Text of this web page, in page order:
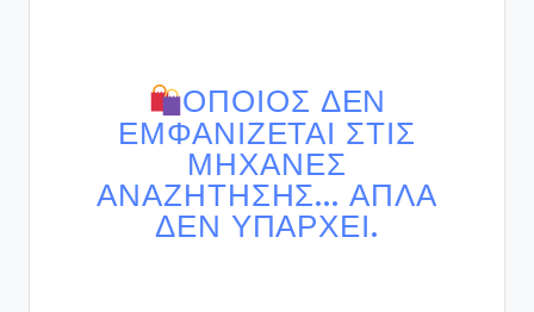
ΌΠΟΙΟΣ ΔΕΝ
ΕΜΦΑΝΊΖΕΤΑΙ ΣΤΙΣ
ΜΗΧΑΝΈΣ
ΑΝΑΖΉΤΗΣΗΣ... ΑΠΛΆ
ΔΕΝ ΥΠΆΡΧΕΙ.